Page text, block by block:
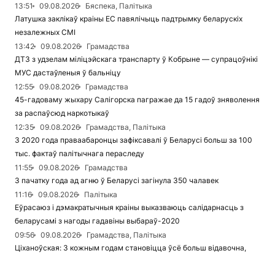
13:51
09.08.2026
Бяспека, Палітыка
Латушка заклікаў краіны ЕС павялічыць падтрымку беларускіх
незалежных СМІ
13:42
09.08.2026
Грамадства
ДТЗ з удзелам міліцэйскага транспарту ў Кобрыне — супрацоўнікі
МУС дастаўленыя ў бальніцу
12:55
09.08.2026
Грамадства
45-гадоваму жыхару Салігорска пагражае да 15 гадоў зняволення
за распаўсюд наркотыкаў
12:35
09.08.2026
Грамадства, Палітыка
З 2020 года праваабаронцы зафіксавалі ў Беларусі больш за 100
тыс. фактаў палітычнага пераследу
11:55
09.08.2026
Грамадства
З пачатку года ад агню ў Беларусі загінула 350 чалавек
11:16
09.08.2026
Палітыка
Еўрасаюз і дэмакратычныя краіны выказваюць салідарнасць з
беларусамі з нагоды гадавіны выбараў-2020
09:56
09.08.2026
Грамадства, Палітыка
Ціханоўская: З кожным годам становіцца ўсё больш відавочна,